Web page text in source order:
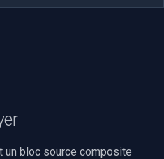
un bloc source composite